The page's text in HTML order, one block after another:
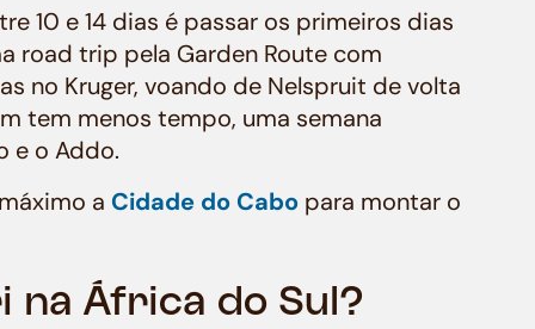
10 e 14 dias é passar os primeiros dias
road trip pela Garden Route com
no Kruger, voando de Nelspruit de volta
tem menos tempo, uma semana
e o Addo.
a Cidade do Cabo para montar o
na África do Sul?